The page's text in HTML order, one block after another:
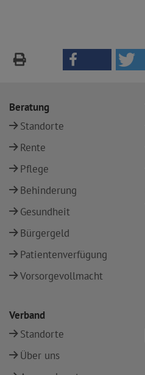
Beratung
Standorte
Rente
Pflege
Behinderung
Gesundheit
Bürgergeld
Patientenverfügung
Vorsorgevollmacht
Verband
Standorte
Über uns